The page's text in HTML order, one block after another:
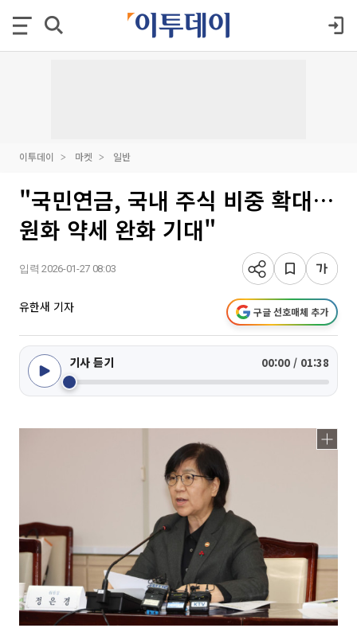
이투데이 마켓 일반
"국민연금, 국내 주식 비중 확대…
원화 약세 완화 기대"
입력 2026-01-27 08:03
유한새 기자 구글 선호매체 추가
기사 듣기 00:00 / 01:38